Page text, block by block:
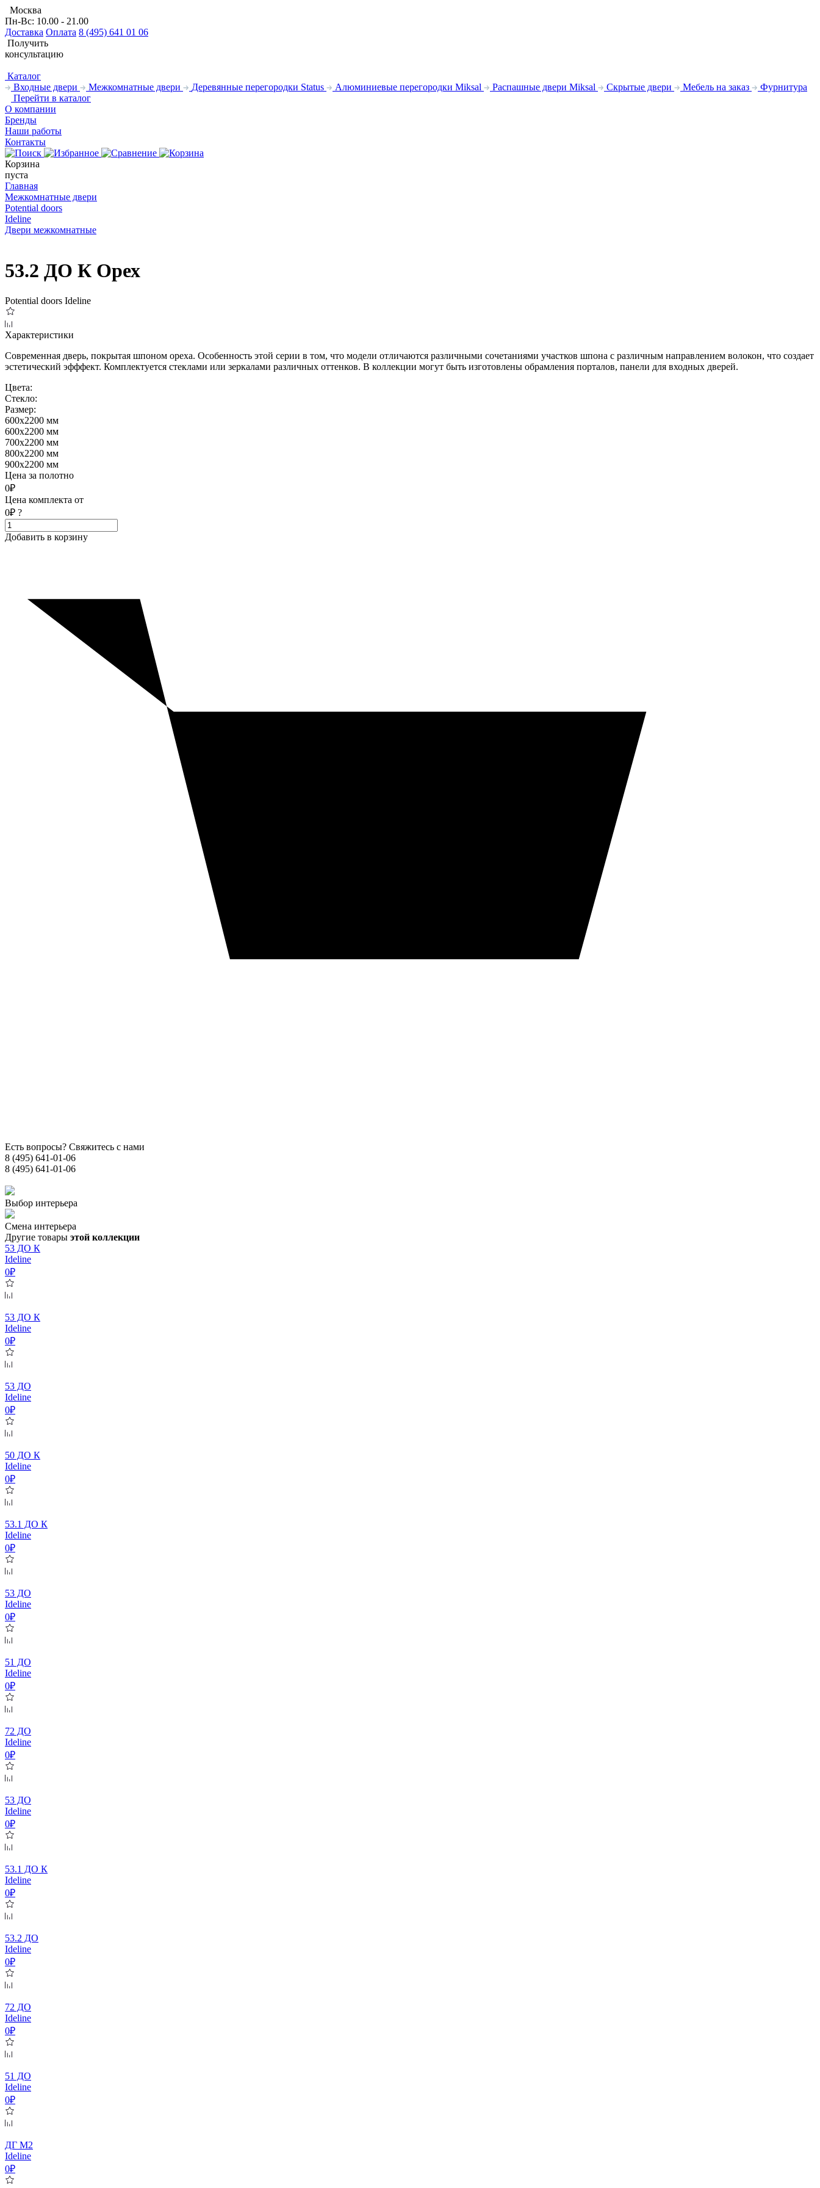
Москва
Пн-Вс: 10.00 - 21.00
Доставка Оплата 8 (495) 641 01 06
Получить
консультацию
Каталог
Входные двери
Межкомнатные двери Деревянные перегородки Status Алюминиевые перегородки Miksal Распашные двери Miksal Скрытые двери Мебель на заказ
Фурнитура
Перейти в каталог
О компании
Бренды
Наши работы
Контакты
Корзина
пуста
Главная
Межкомнатные двери
Potential doors
Ideline
Двери межкомнатные
53.2 ДО К Орех
Potential doors Ideline
Характеристики
Современная дверь, покрытая шпоном ореха. Особенность этой серии в том, что модели отличаются различными сочетаниями участков шпона с различным направлением волокон, что создает
эстетический эфффект. Комплектуется стеклами или зеркалами различных оттенков. В коллекции могут быть изготовлены обрамления порталов, панели для входных дверей.
Цвета:
Стекло:
Размер:
600x2200 мм
600x2200 мм
700x2200 мм
800x2200 мм
900x2200 мм
Цена за полотно
0₽
Цена комплекта от
0₽ ?
Добавить в корзину
Есть вопросы? Свяжитесь с нами
8 (495) 641-01-06
8 (495) 641-01-06
Выбор интерьера
Смена интерьера
Другие товары этой коллекции
53 ДО К
Ideline
0₽
53 ДО К
Ideline
0₽
53 ДО
Ideline
0₽
50 ДО К
Ideline
0₽
53.1 ДО К
Ideline
0₽
53 ДО
Ideline
0₽
51 ДО
Ideline
0₽
72 ДО
Ideline
0₽
53 ДО
Ideline
0₽
53.1 ДО К
Ideline
0₽
53.2 ДО
Ideline
0₽
72 ДО
Ideline
0₽
51 ДО
Ideline
0₽
ДГ М2
Ideline
0₽